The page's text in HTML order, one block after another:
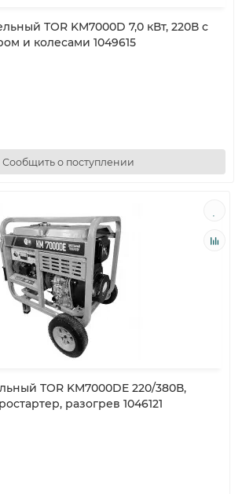
TOR KM7000D 7,0 кВт, 220В с
и колесами 1049615
Сообщить о поступлении
TOR KM7000DE 220/380В,
разогрев 1046121